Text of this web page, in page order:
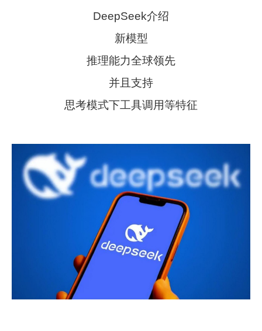
DeepSeek介绍
新模型
推理能力全球领先
并且支持
思考模式下工具调用等特征